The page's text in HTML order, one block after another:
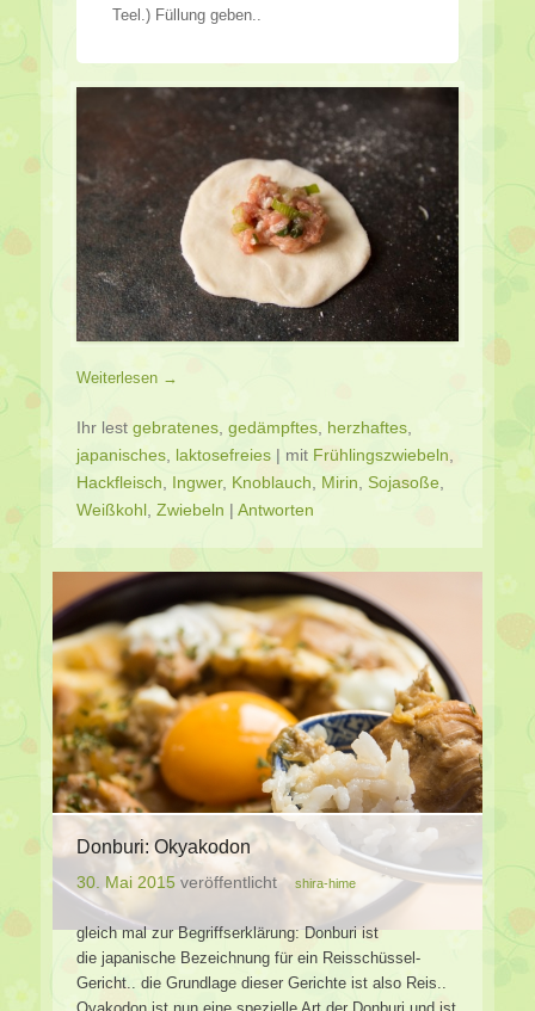
Teel.) Füllung geben..
Weiterlesen →
Ihr lest gebratenes gedämpftes herzhaftes
japanisches laktosefreies | mit Frühlingszwiebeln
Hackfleisch
Ingwer, Knoblauch Mirin Sojasoße
Weißkohl Zwiebeln | Antworten
Donburi: Okyakodon
30. Mai 2015 veröffentlicht shira-hime
gleich mal zur Begriffserklärung: Donburi ist
die japanische Bezeichnung für ein Reisschüssel-
Gericht.. die Grundlage dieser Gerichte ist also Reis..